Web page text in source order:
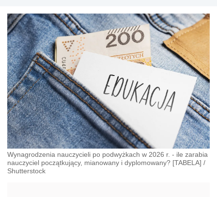
Wynagrodzenia nauczycieli po podwyżkach w 2026 r. - ile zarabia
nauczyciel początkujący, mianowany i dyplomowany? [TABELA] /
Shutterstock